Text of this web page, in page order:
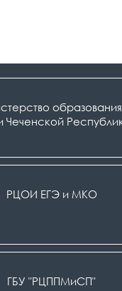
Чеченской
РЦОИ ЕГЭ и МКО
ГБУ "РЦППМиСП"